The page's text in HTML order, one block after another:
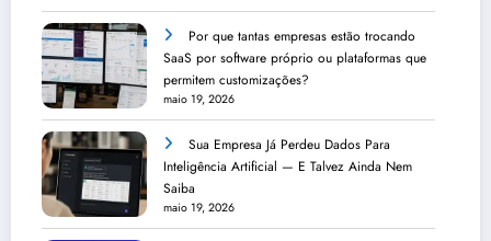
Por que tantas empresas estão trocando
SaaS por software próprio ou plataformas que
permitem customizações?
maio 19, 2026
Sua Empresa Já Perdeu Dados Para
Inteligência Artificial — E Talvez Ainda Nem
Saiba
maio 19, 2026